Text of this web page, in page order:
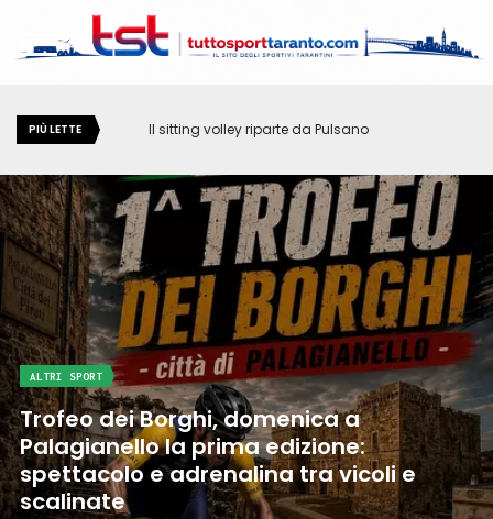
PIÙ LETTE Il sitting volley riparte da Pulsano
ALTRI SPORT
Quarant'anni di passione, competenza
e servizio: il Centro di Medicina dello
Sport scrive una nuova pagina della
sua storia